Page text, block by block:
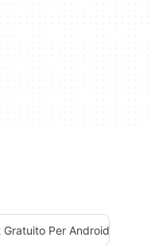
Gratuito Per Android